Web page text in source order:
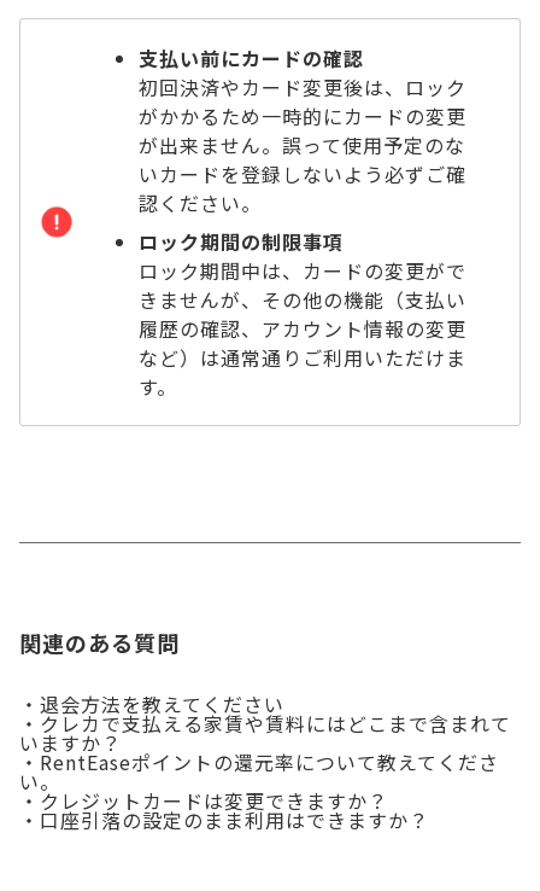
支払い前にカードの確認
初回決済やカード変更後は、ロック
がかかるため一時的にカードの変更
が出来ません。誤って使用予定のな
いカードを登録しないよう必ずご確
認ください。
ロック期間の制限事項
ロック期間中は、カードの変更がで
きませんが、その他の機能（支払い
履歴の確認、アカウント情報の変更
など）は通常通りご利用いただけま
す。
関連のある質問
・退会方法を教えてください
・クレカで支払える家賃や賃料にはどこまで含まれて
いますか？
・RentEaseポイントの還元率について教えてくださ
い。
・クレジットカードは変更できますか？
・口座引落の設定のまま利用はできますか？